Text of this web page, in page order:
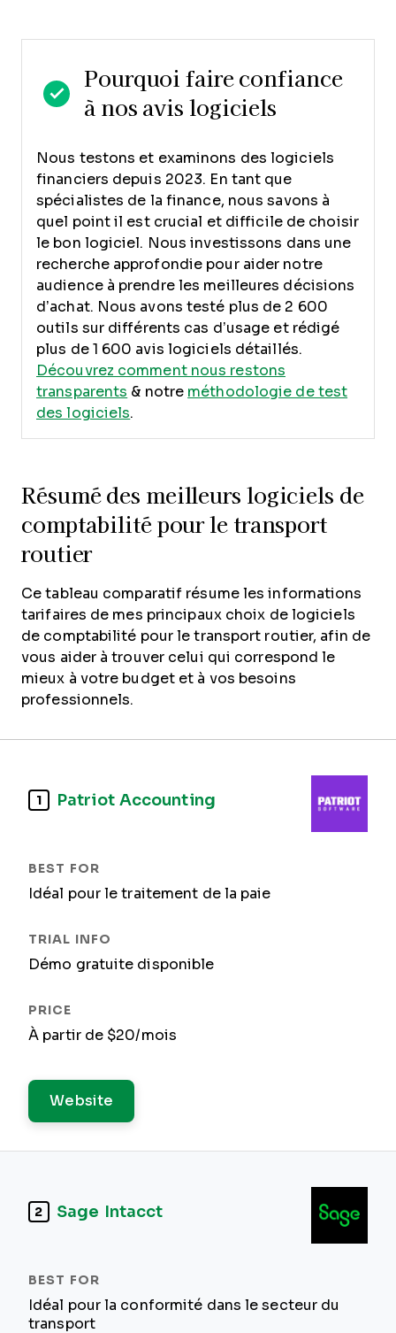
Pourquoi faire confiance
à nos avis logiciels
Nous testons et examinons des logiciels
financiers depuis 2023. En tant que
spécialistes de la finance, nous savons à
quel point il est crucial et difficile de choisir
le bon logiciel. Nous investissons dans une
recherche approfondie pour aider notre
audience à prendre les meilleures décisions
d’achat. Nous avons testé plus de 2 600
outils sur différents cas d’usage et rédigé
plus de 1 600 avis logiciels détaillés.
Découvrez comment nous restons
transparents & notre méthodologie de test
des logiciels.
Résumé des meilleurs logiciels de
comptabilité pour le transport
routier
Ce tableau comparatif résume les informations
tarifaires de mes principaux choix de logiciels
de comptabilité pour le transport routier, afin de
vous aider à trouver celui qui correspond le
mieux à votre budget et à vos besoins
professionnels.
1 Patriot Accounting
Idéal pour le traitement de la paie
Démo gratuite disponible
À partir de $20/mois
Website
2 Sage Intacct
Idéal pour la conformité dans le secteur du
transport